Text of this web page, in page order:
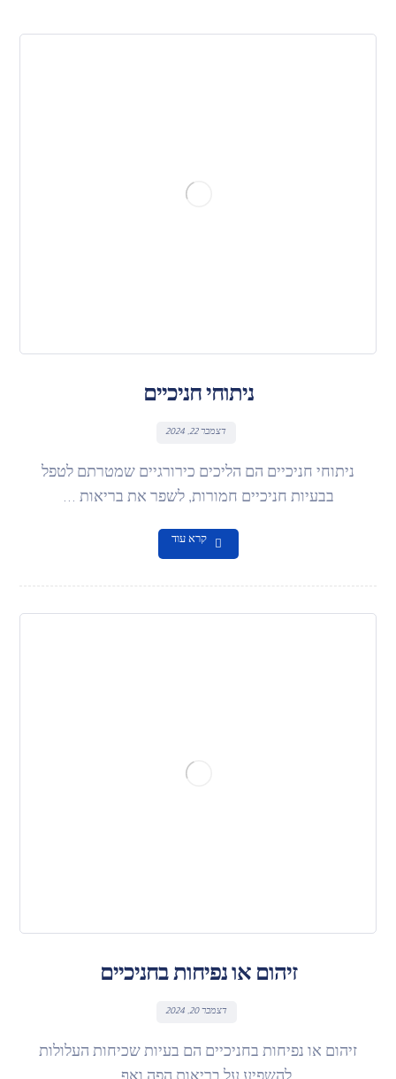
ניתוחי חניכיים
דצמבר 22, 2024
ניתוחי חניכיים הם הליכים כירורגיים שמטרתם לטפל
בבעיות חניכיים חמורות, לשפר את בריאות ...
קרא עוד
זיהום או נפיחות בחניכיים
דצמבר 20, 2024
זיהום או נפיחות בחניכיים הם בעיות שכיחות העלולות